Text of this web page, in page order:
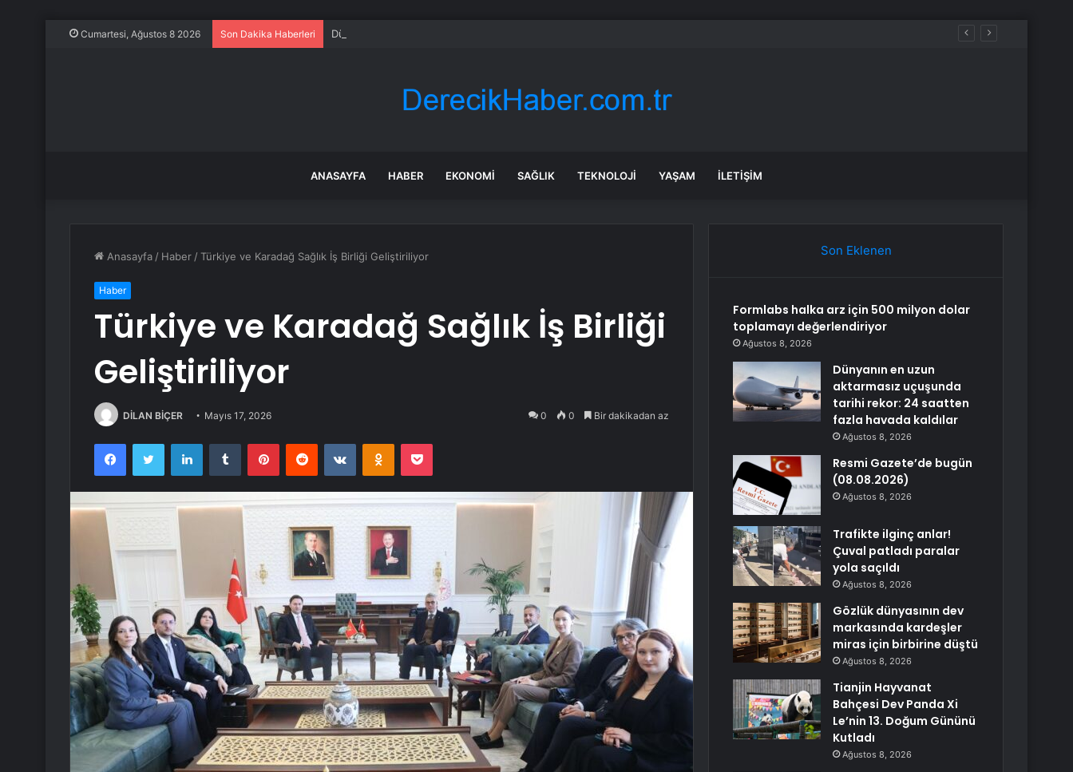
Cumartesi, Ağustos 8 2026 Son Dakika Haberleri Dünyanın en uzun aktarmasız uçuşunda tarihi rekor: 24 saatten fazla havada kaldılar
ANASAYFA HABER EKONOMI SAĞLIK TEKNOLOJI YAŞAM İLETIŞIM
Anasayfa / Haber /Türkiye ve Karadağ Sağlık İş Birliği Geliştiriliyor
Haber
Türkiye ve Karadağ Sağlık İş Birliği
Geliştiriliyor
DİLAN BİÇER Mayıs 17, 2026 0 0 Bir dakikadan az
FacebookTwitter LinkedInTumblr PinterestReddit VKontakteOdnoklassniki
Pocket
Son Eklenen
Formlabs halka arz için 500 milyon dolar
toplamayı değerlendiriyor
Ağustos 8, 2026
Dünyanın en uzun
aktarmasız uçuşunda
tarihi rekor: 24 saatten
fazla havada kaldılar
Ağustos 8, 2026
Resmi Gazete’de bugün
(08.08.2026)
Ağustos 8, 2026
Trafikte ilginç anlar!
Çuval patladı paralar
yola saçıldı
Ağustos 8, 2026
Gözlük dünyasının dev
markasında kardeşler
miras için birbirine düştü
Ağustos 8, 2026
Tianjin Hayvanat
Bahçesi Dev Panda Xi
Le’nin 13. Doğum Gününü
Kutladı
Ağustos 8, 2026